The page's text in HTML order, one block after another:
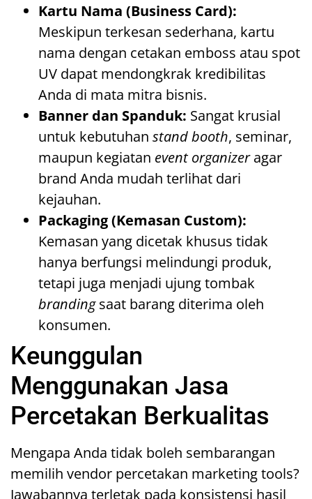
Kartu Nama (Business Card):
Meskipun terkesan sederhana, kartu
nama dengan cetakan emboss atau spot
UV dapat mendongkrak kredibilitas
Anda di mata mitra bisnis.
Banner dan Spanduk: Sangat krusial
untuk kebutuhan stand booth, seminar,
maupun kegiatan event organizeragar
brand Anda mudah terlihat dari
kejauhan.
Packaging (Kemasan Custom):
Kemasan yang dicetak khusus tidak
hanya berfungsi melindungi produk,
tetapi juga menjadi ujung tombak
brandingsaat barang diterima oleh
konsumen.
Keunggulan
Menggunakan Jasa
Percetakan Berkualitas
Mengapa Anda tidak boleh sembarangan
memilih vendor percetakan marketing tools?
Jawabannya terletak pada konsistensi hasil